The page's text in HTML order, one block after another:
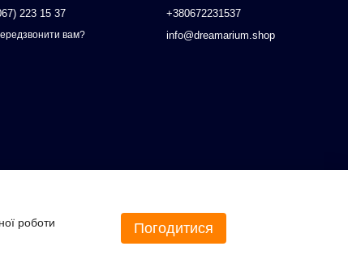
223 15 37
вам?
+380672231537
info@dreamarium.shop
роботи
Погодитися